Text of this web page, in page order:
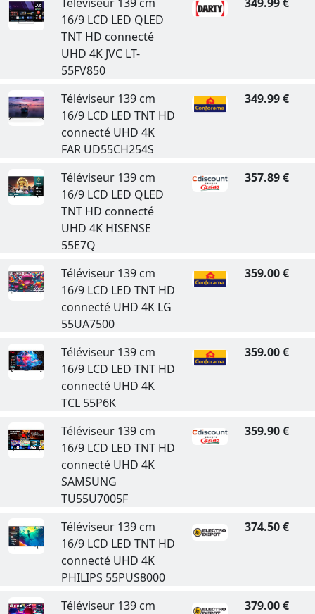
16/9 LCD LED QLED
TNT HD connecté
UHD 4K JVC LT-
55FV850
Téléviseur 139 cm
16/9 LCD LED TNT HD
connecté UHD 4K
FAR UD55CH254S
349.99 €
Téléviseur 139 cm
16/9 LCD LED QLED
TNT HD connecté
UHD 4K HISENSE
55E7Q
357.89 €
Téléviseur 139 cm
16/9 LCD LED TNT HD
connecté UHD 4K LG
55UA7500
359.00 €
Téléviseur 139 cm
16/9 LCD LED TNT HD
connecté UHD 4K
TCL 55P6K
359.00 €
Téléviseur 139 cm
16/9 LCD LED TNT HD
connecté UHD 4K
SAMSUNG
TU55U7005F
359.90 €
Téléviseur 139 cm
16/9 LCD LED TNT HD
connecté UHD 4K
PHILIPS 55PUS8000
374.50 €
Téléviseur 139 cm
379.00 €